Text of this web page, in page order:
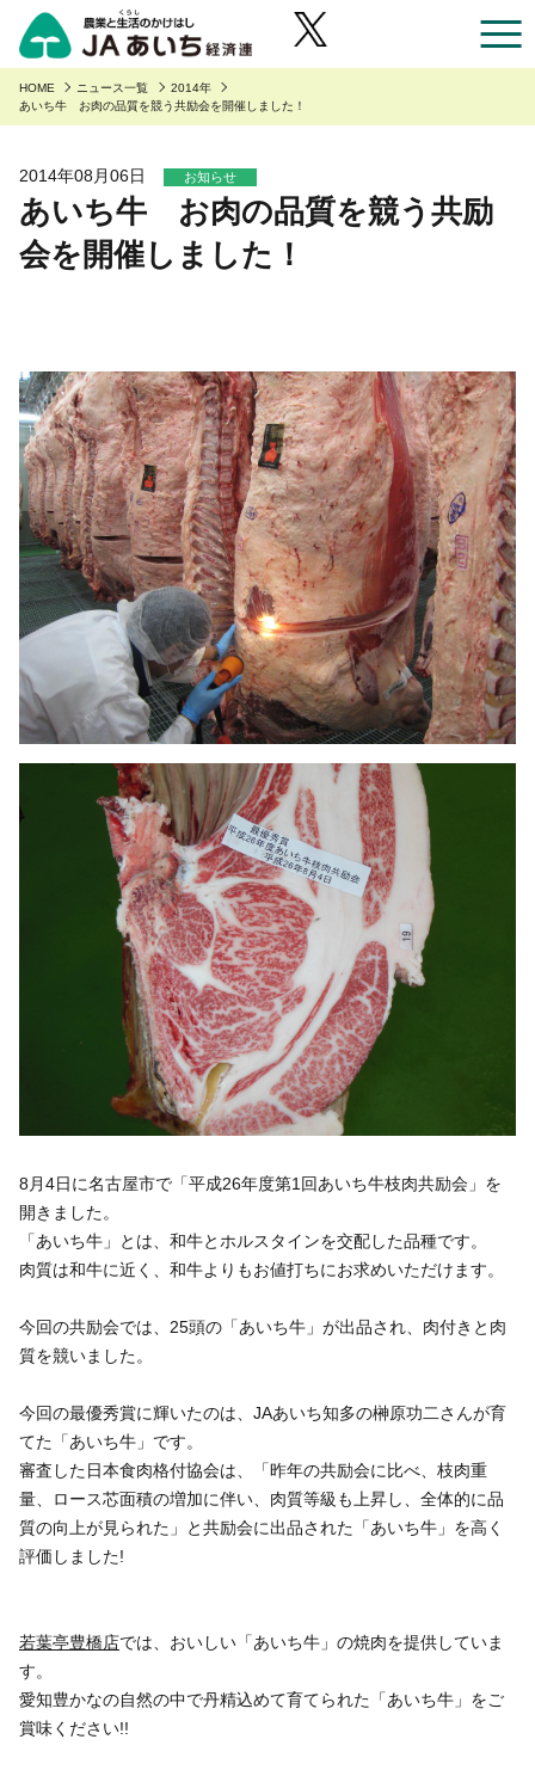
職員採用
アルバイト採用
リンク集
広報誌「かけはし」
お問い合わせ
お近くのJAのお店一覧
あいち産のご紹介
あいちの園芸
あいちの花
あいちの畜産・お肉
あいちの米・麦・大豆
安全・安心へのこだわり
安全・安心へのこだわり
あいち産 お米の安全・安心
あいちの農業
くらしに役立つ情報
Aコープ
グリーンセンター
食肉販売店
直営飲食店
JA-SS
JA葬祭
直営店のご紹介
「あいちJA-SS」公式サイト
「JA葬祭あいち」紹介ページ
JAの賃貸住宅
味のトラベル
JAタウン「あいちゴコロ」
いいね！あいち産料理レシピ
農家組合員の方へ
農家組合員の方へ
野菜・果物・花を生産の皆様へ
園芸部の取り組み
青果物の市況概要
牛肉・豚肉・鶏卵を生産の皆様へ
あいち産 畜産物情報ニュース
畜産・お肉市況表一覧
肥料・農薬について
肥料＆農薬通信
安心・安全の取り組みについて
営農支援センター
生産履歴管理システム
JAあいち版GAP
いきいき愛知
JAあいち経済連について
HOME ニュース一覧
2014年
あいち牛 お肉の品質を競う共励会を開催しました！
2014年08月06日 お知らせ
あいち牛 お肉の品質を競う共励
会を開催しました！
8月4日に名古屋市で「平成26年度第1回あいち牛枝肉共励会」を
開きました。
「あいち牛」とは、和牛とホルスタインを交配した品種です。
肉質は和牛に近く、和牛よりもお値打ちにお求めいただけます。
今回の共励会では、25頭の「あいち牛」が出品され、肉付きと肉
質を競いました。
今回の最優秀賞に輝いたのは、JAあいち知多の榊原功二さんが育
てた「あいち牛」です。
審査した日本食肉格付協会は、「昨年の共励会に比べ、枝肉重
量、ロース芯面積の増加に伴い、肉質等級も上昇し、全体的に品
質の向上が見られた」と共励会に出品された「あいち牛」を高く
評価しました!
若葉亭豊橋店では、おいしい「あいち牛」の焼肉を提供していま
す。
愛知豊かなの自然の中で丹精込めて育てられた「あいち牛」をご
賞味ください!!